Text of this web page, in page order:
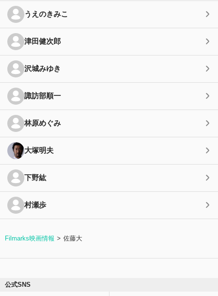
うえのきみこ
津田健次郎
沢城みゆき
諏訪部順一
林原めぐみ
大塚明夫
下野紘
村瀬歩
Filmarks映画情報 佐藤大
公式SNS